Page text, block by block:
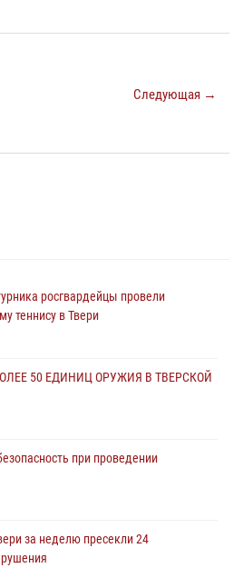
Следующая →
росгвардейцы провели
теннису в Твери
50 ЕДИНИЦ ОРУЖИЯ В ТВЕРСКОЙ
при проведении
за неделю пресекли 24